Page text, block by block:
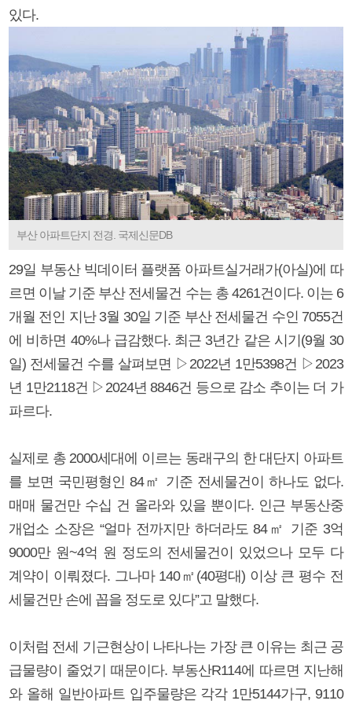
있다.
부산 아파트단지 전경. 국제신문DB
29일 부동산 빅데이터 플랫폼 아파트실거래가(아실)에 따
르면 이날 기준 부산 전세물건 수는 총 4261건이다. 이는 6
개월 전인 지난 3월 30일 기준 부산 전세물건 수인 7055건
에 비하면 40%나 급감했다. 최근 3년간 같은 시기(9월 30
일) 전세물건 수를 살펴보면 ▷2022년 1만5398건 ▷2023
년 1만2118건 ▷2024년 8846건 등으로 감소 추이는 더 가
파르다.
실제로 총 2000세대에 이르는 동래구의 한 대단지 아파트
를 보면 국민평형인 84㎡ 기준 전세물건이 하나도 없다.
매매 물건만 수십 건 올라와 있을 뿐이다. 인근 부동산중
개업소 소장은 “얼마 전까지만 하더라도 84㎡ 기준 3억
9000만 원~4억 원 정도의 전세물건이 있었으나 모두 다
계약이 이뤄졌다. 그나마 140㎡(40평대) 이상 큰 평수 전
세물건만 손에 꼽을 정도로 있다”고 말했다.
이처럼 전세 기근현상이 나타나는 가장 큰 이유는 최근 공
급물량이 줄었기 때문이다. 부동산R114에 따르면 지난해
와 올해 일반아파트 입주물량은 각각 1만5144가구, 9110